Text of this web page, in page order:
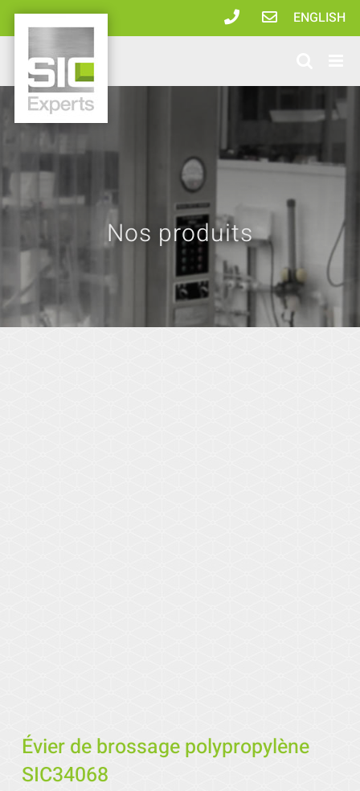
Passer
au
contenu
ENGLISH
Nos produits
Évier de brossage polypropylène
SIC34068